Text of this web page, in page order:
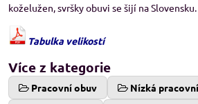
koželužen, svršky obuvi se šijí na Slovensku.
Tabulka velikostí
Více z kategorie
Pracovní obuv
Nízká